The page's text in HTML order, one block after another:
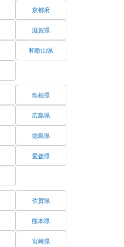
京都府
滋賀県
和歌山県
島根県
広島県
徳島県
愛媛県
佐賀県
熊本県
宮崎県